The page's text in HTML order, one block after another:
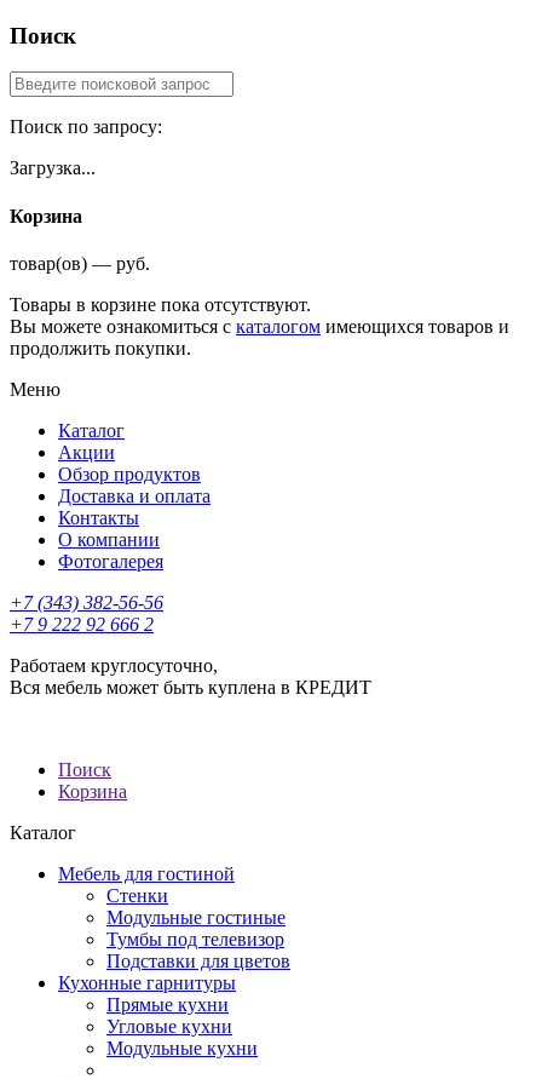
Поиск
Поиск по запросу:
Загрузка...
Корзина
товар(ов) — руб.
Товары в корзине пока отсутствуют.
Вы можете ознакомиться с каталогом имеющихся товаров и
продолжить покупки.
Меню
Каталог
Акции
Обзор продуктов
Доставка и оплата
Контакты
О компании
Фотогалерея
+7 (343) 382-56-56
+7 9 222 92 666 2
Работаем круглосуточно,
Вся мебель может быть куплена в КРЕДИТ
Поиск
Корзина
Каталог
Мебель для гостиной
Стенки
Модульные гостиные
Тумбы под телевизор
Подставки для цветов
Кухонные гарнитуры
Прямые кухни
Угловые кухни
Модульные кухни